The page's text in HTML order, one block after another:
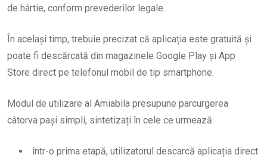
de hârtie, conform prevederilor legale.
În același timp, trebuie precizat că aplicația este gratuită și
poate fi descărcată din magazinele Google Play și App
Store direct pe telefonul mobil de tip smartphone.
Modul de utilizare al Amiabila presupune parcurgerea
câtorva pași simpli, sintetizați în cele ce urmează:
într-o prima etapă, utilizatorul descarcă aplicația direct